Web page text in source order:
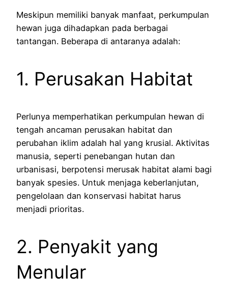
Meskipun memiliki banyak manfaat, perkumpulan
hewan juga dihadapkan pada berbagai
tantangan. Beberapa di antaranya adalah:
1. Perusakan Habitat
Perlunya memperhatikan perkumpulan hewan di
tengah ancaman perusakan habitat dan
perubahan iklim adalah hal yang krusial. Aktivitas
manusia, seperti penebangan hutan dan
urbanisasi, berpotensi merusak habitat alami bagi
banyak spesies. Untuk menjaga keberlanjutan,
pengelolaan dan konservasi habitat harus
menjadi prioritas.
2. Penyakit yang
Menular